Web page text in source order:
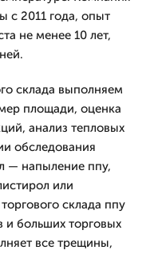
с 2011 года, опыт
не менее 10 лет,
склада выполняем
площади, оценка
анализ тепловых
обследования
— напыление ппу,
или
склада ппу
и больших торговых
все трещины,